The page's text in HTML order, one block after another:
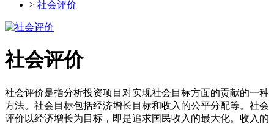
> 社会评价
社会评价
社会评价是指分析投资项目对实现社会目标方面的贡献的一种
方法。社会目标包括经济增长目标和收入的公平分配等。社会
评价以经济增长为目标，即是追求国民收入的最大化。收入的